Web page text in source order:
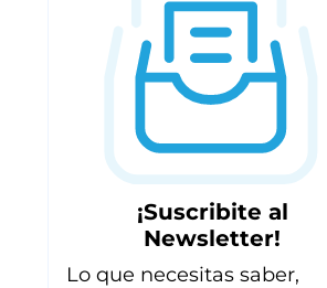
¡Suscribite al
Newsletter!
Lo que necesitas saber,